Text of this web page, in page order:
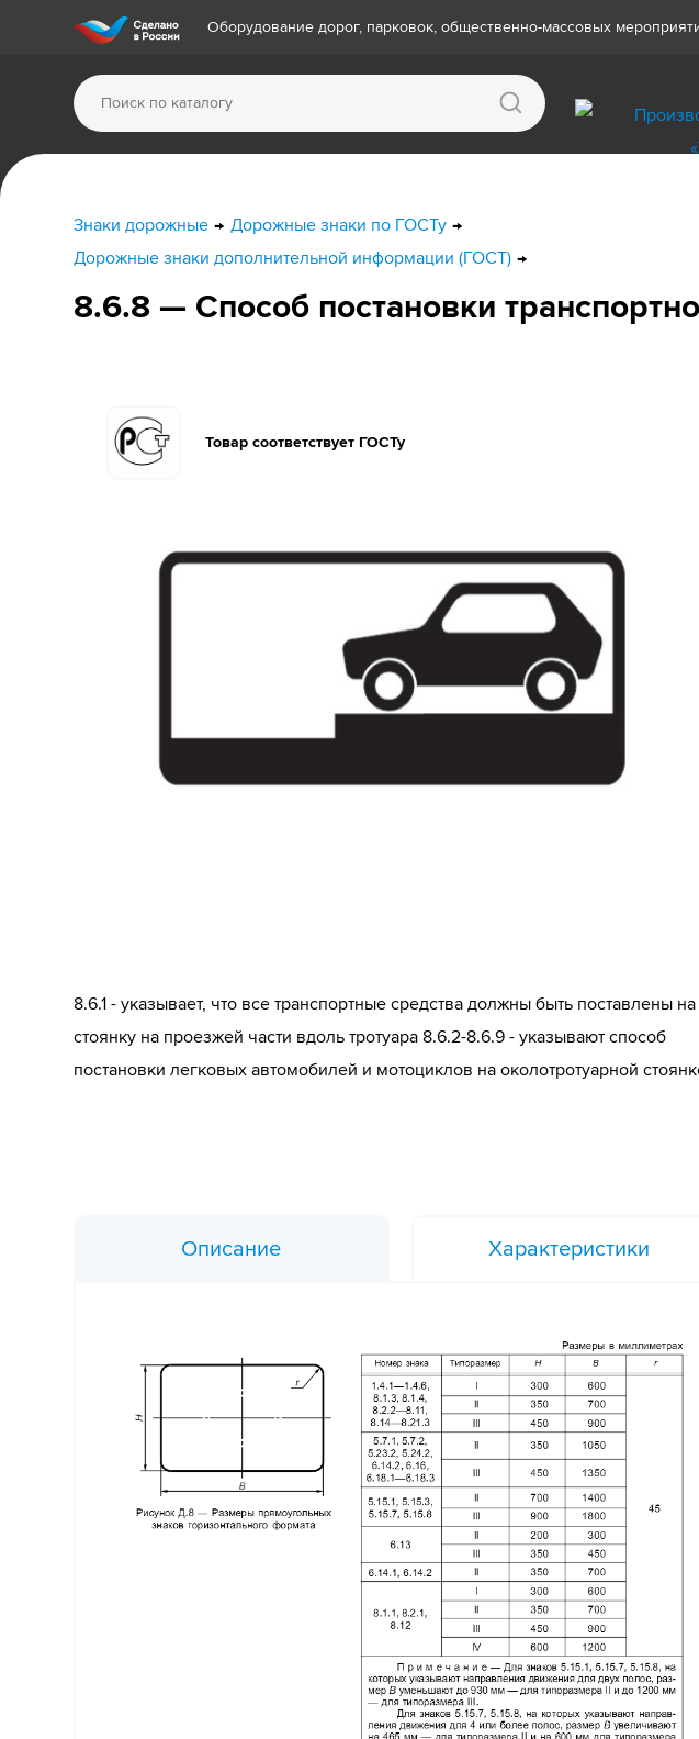
Оборудование дорог, парковок, общественно-массовых
Знаки дорожные
Дорожные знаки по ГОСТу
Дорожные знаки дополнительной информации (ГОСТ)
8.6.8 — Способ постановки
Товар соответствует ГОСТу
8.6.1 - указывает, что все транспортные средства должны быть поставлены на
стоянку на проезжей части вдоль тротуара 8.6.2-8.6.9 - указывают способ
постановки легковых автомобилей и мотоциклов на околотротуарной
Описание Характеристики